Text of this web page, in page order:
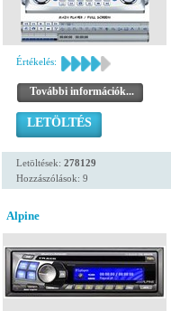
Értékelés:
További információk...
LETÖLTÉS
Letöltések: 278129
Hozzászólások: 9
Alpine